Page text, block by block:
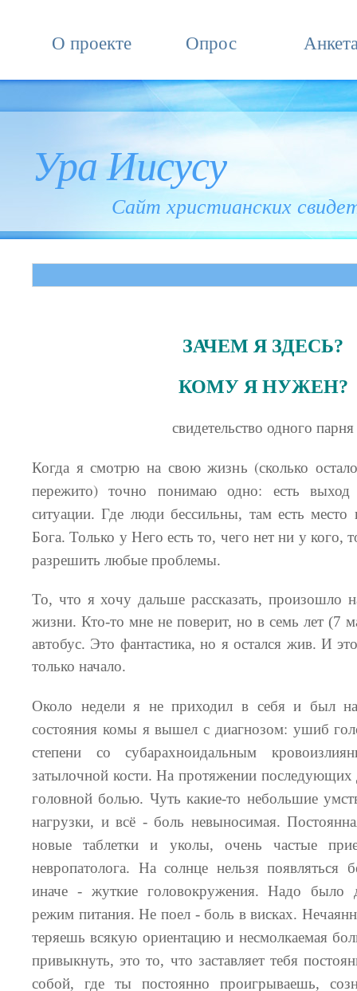
О проекте Опрос
Ура Иисусу
Сайт христианских
ЗАЧЕМ Я ЗДЕСЬ?
КОМУ Я НУЖЕН?
свидетельство одного парня
Когда я смотрю на свою жизнь (сколько
пережито)точно понимаю одно: есть
ситуации. Где люди бессильны, там есть место
Бога. Только у Него есть то, чего нет ни у кого,
разрешить любые проблемы.
То, что я хочу дальше рассказать, произошло
жизни. Кто-то мне не поверит, но в семь лет (7
автобус. Это фантастика, но я остался жив. И
только начало.
Около недели я не приходил в себя и был
состояния комы я вышел с диагнозом: ушиб
степени со субарахноидальным
затылочной кости. На протяжении последующих
головной болью. Чуть какие-то небольшие
нагрузки, и всё - боль невыносимая.
новые таблетки и уколы, очень частые
невропатолога. На солнце нельзя появляться
иначе - жуткие головокружения. Надо было
режим питания. Не поел - боль в висках.
теряешь всякую ориентацию и несмолкаемая
привыкнуть, это то, что заставляет тебя
собой, где ты постоянно проигрываешь,